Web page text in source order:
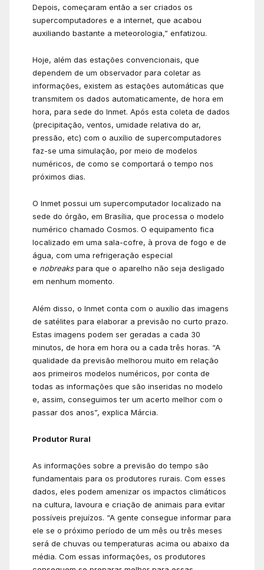
Depois, começaram então a ser criados os
supercomputadores e a internet, que acabou
auxiliando bastante a meteorologia,” enfatizou.
Hoje, além das estações convencionais, que
dependem de um observador para coletar as
informações, existem as estações automáticas que
transmitem os dados automaticamente, de hora em
hora, para sede do Inmet. Após esta coleta de dados
(precipitação, ventos, umidade relativa do ar,
pressão, etc) com o auxílio de supercomputadores
faz-se uma simulação, por meio de modelos
numéricos, de como se comportará o tempo nos
próximos dias.
O Inmet possui um supercomputador localizado na
sede do órgão, em Brasília, que processa o modelo
numérico chamado Cosmos. O equipamento fica
localizado em uma sala-cofre, à prova de fogo e de
água, com uma refrigeração especial
e nobreakspara que o aparelho não seja desligado
em nenhum momento.
Além disso, o Inmet conta com o auxílio das imagens
de satélites para elaborar a previsão no curto prazo.
Estas imagens podem ser geradas a cada 30
minutos, de hora em hora ou a cada três horas. “A
qualidade da previsão melhorou muito em relação
aos primeiros modelos numéricos, por conta de
todas as informações que são inseridas no modelo
e, assim, conseguimos ter um acerto melhor com o
passar dos anos”, explica Márcia.
Produtor Rural
As informações sobre a previsão do tempo são
fundamentais para os produtores rurais. Com esses
dados, eles podem amenizar os impactos climáticos
na cultura, lavoura e criação de animais para evitar
possíveis prejuízos. “A gente consegue informar para
ele se o próximo período de um mês ou três meses
será de chuvas ou temperaturas acima ou abaixo da
média. Com essas informações, os produtores